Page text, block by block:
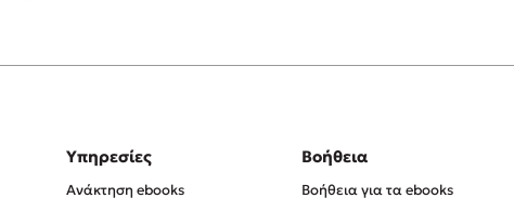
Υπηρεσίες
Ανάκτηση ebooks
Βοήθεια
Βοήθεια για τα ebooks